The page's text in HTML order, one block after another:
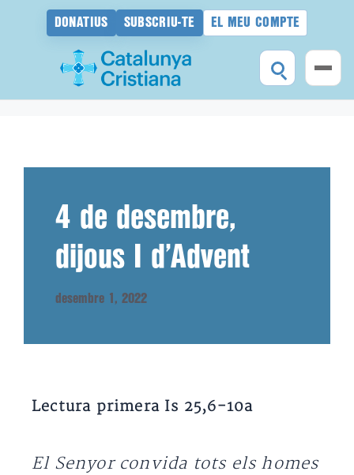
DONATIUS SUBSCRIU-TE EL MEU COMPTE
4 de desembre,
dijous I d’Advent
desembre 1, 2022
Lectura primera Is 25,6-10a
El Senyor convida tots els homes